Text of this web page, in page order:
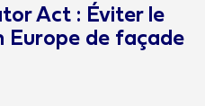
Act : Éviter le
Europe de façade